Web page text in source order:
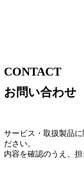
CONTACT
お問い合わせ
サービス・取扱製品
ださい。
内容を確認のうえ、